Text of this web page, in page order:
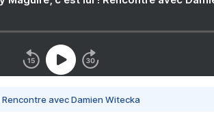
avec Damien Witecka